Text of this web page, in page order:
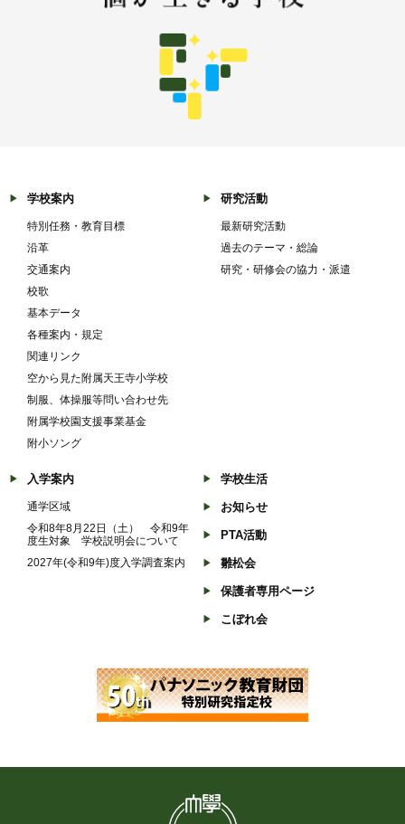
学校案内
特別任務・教育目標
沿革
交通案内
校歌
基本データ
各種案内・規定
関連リンク
空から見た附属天王寺小学校
制服、体操服等問い合わせ先
附属学校園支援事業基金
附小ソング
研究活動
最新研究活動
過去のテーマ・総論
研究・研修会の協力・派遣
入学案内
通学区域
令和8年8月22日（土） 令和9年
度生対象 学校説明会について
2027年(令和9年)度入学調査案内
学校生活
お知らせ
PTA活動
雛松会
保護者専用ページ
こぼれ会